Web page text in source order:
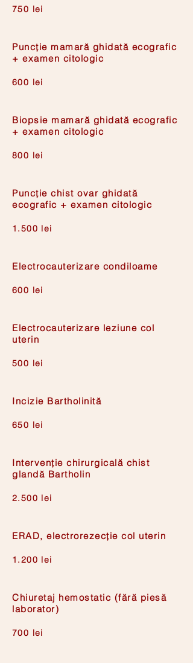
750 lei
Puncție mamară ghidată ecografic
+ examen citologic
600 lei
Biopsie mamară ghidată ecografic
+ examen citologic
800 lei
Puncție chist ovar ghidată
ecografic + examen citologic
1.500 lei
Electrocauterizare condiloame
600 lei
Electrocauterizare leziune col
uterin
500 lei
Incizie Bartholinită
650 lei
Intervenție chirurgicală chist
glandă Bartholin
2.500 lei
ERAD, electrorezecție col uterin
1.200 lei
Chiuretaj hemostatic (fără piesă
laborator)
700 lei